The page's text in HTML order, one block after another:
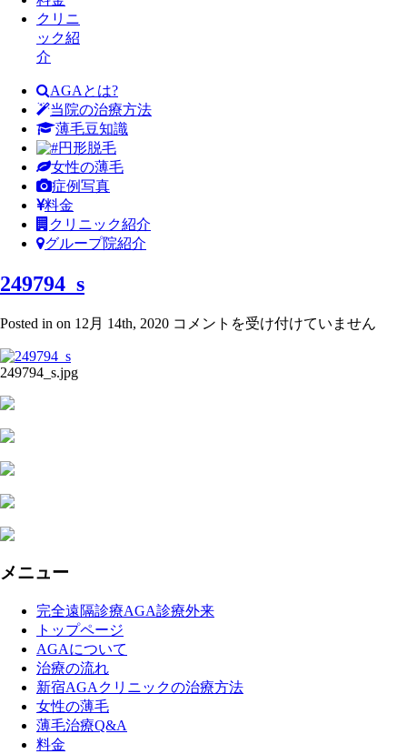
クリニ
ック紹
介
AGAとは?
当院の治療方法
薄毛豆知識
円形脱毛
女性の薄毛
症例写真
料金
クリニック紹介
グループ院紹介
249794_s
Posted in on 12月 14th, 2020 249794_s
コメントを受け付けていません
249794_s.jpg
メニュー
完全遠隔診療AGA診療外来
トップページ
AGAについて
治療の流れ
新宿AGAクリニックの治療方法
女性の薄毛
薄毛治療Q&A
料金